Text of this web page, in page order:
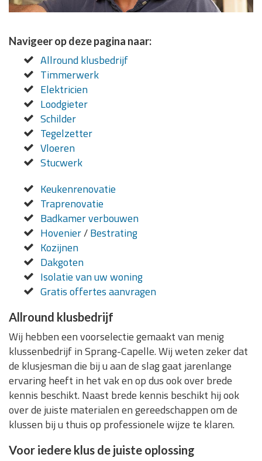
Navigeer op deze pagina naar:
Allround klusbedrijf
Timmerwerk
Elektricien
Loodgieter
Schilder
Tegelzetter
Vloeren
Stucwerk
Keukenrenovatie
Traprenovatie
Badkamer verbouwen
Hovenier/Bestrating
Kozijnen
Dakgoten
Isolatie van uw woning
Gratis offertes aanvragen
Allround klusbedrijf
Wij hebben een voorselectie gemaakt van menig
klussenbedrijf in Sprang-Capelle. Wij weten zeker dat
de klusjesman die bij u aan de slag gaat jarenlange
ervaring heeft in het vak en op dus ook over brede
kennis beschikt. Naast brede kennis beschikt hij ook
over de juiste materialen en gereedschappen om de
klussen bij u thuis op professionele wijze te klaren.
Voor iedere klus de juiste oplossing